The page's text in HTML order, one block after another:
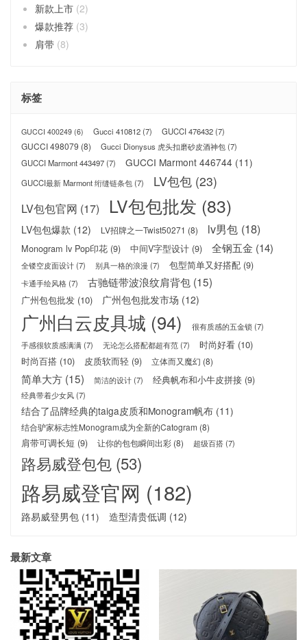
新款上市 (2)
爆款推荐 (3)
肩带 (8)
标签
GUCCI 400249 (6) Gucci 410812(7) GUCCI 476432(7)
GUCCI 498079 (8) Gucci Dionysus 虎头扣磨砂皮酒神包(7)
GUCCI Marmont 443497(7) GUCCI Marmont 446744 (11)
GUCCI最新 Marmont 绗缝链条包(7) LV包包 (23)
LV包包官网 (17) LV包包批发 (83)
LV包包爆款 (12) LV招牌之一Twist50271 (8) lv男包 (18)
Monogram lv Pop印花 (9) 中间V字型设计 (9) 全钢五金 (14)
全镂空皮面设计(7) 别具一格的浪漫 (7) 包型简单又好搭配 (9)
卡通手绘风格(7) 古驰链带波浪纹肩背包 (15)
广州包包批发 (10) 广州包包批发市场 (12)
广州白云皮具城 (94) 很有质感的五金锁 (7)
手感很软质感满满(7) 无论怎么搭配都超有范(7) 时尚好看 (10)
时尚百搭 (10) 皮质软而轻 (9) 立体而又魔幻 (8)
简单大方 (15) 简洁的设计(7) 经典帆布和小牛皮拼接 (9)
经典带着少女风(7)
结合了品牌经典的taiga皮质和Monogram帆布 (11)
结合驴家标志性Monogram成为全新的Catogram (8)
肩带可调长短 (9) 让你的包包瞬间出彩 (8) 超级百搭(7)
路易威登包包 (53)
路易威登官网 (182)
路易威登男包 (11) 造型清贵低调 (12)
最新文章